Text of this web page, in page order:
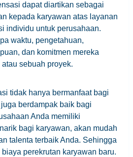
dapat diartikan sebagai
kepada karyawan atas layanan
individu untuk perusahaan.
waktu, pengetahuan,
dan komitmen mereka
sebuah proyek.
tidak hanya bermanfaat bagi
berdampak baik bagi
Anda memiliki
bagi karyawan, akan mudah
talenta terbaik Anda. Sehingga
perekrutan karyawan baru.